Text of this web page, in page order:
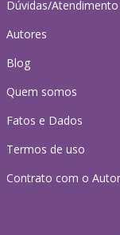
Dúvidas/Atendimento
Autores
Blog
Quem somos
Fatos e Dados
Termos de uso
Contrato com o Autor